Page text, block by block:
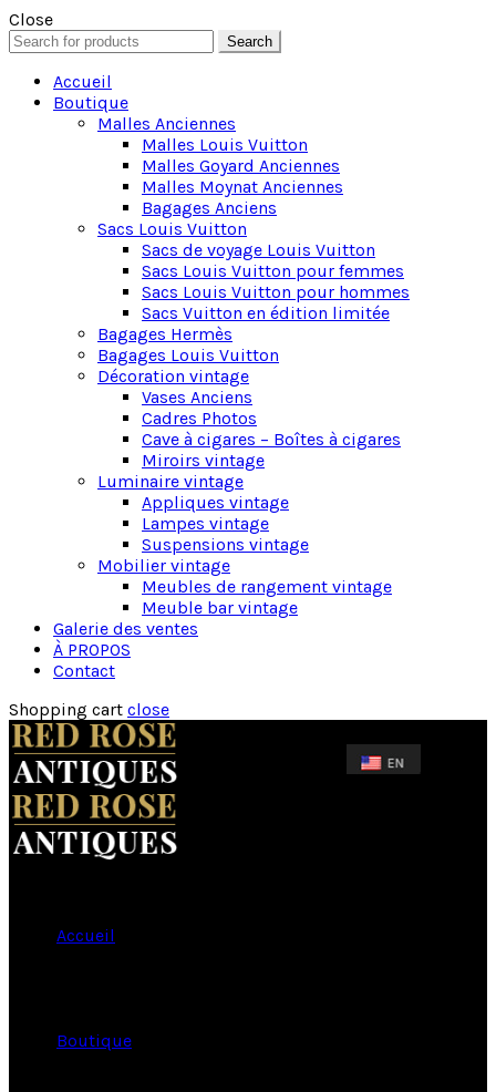
Close
Search
for:
Search
Accueil
Boutique
Malles Anciennes
Malles Louis Vuitton
Malles Goyard Anciennes
Malles Moynat Anciennes
Bagages Anciens
Sacs Louis Vuitton
Sacs de voyage Louis Vuitton
Sacs Louis Vuitton pour femmes
Sacs Louis Vuitton pour hommes
Sacs Vuitton en édition limitée
Bagages Hermès
Bagages Louis Vuitton
Décoration vintage
Vases Anciens
Cadres Photos
Cave à cigares – Boîtes à cigares
Miroirs vintage
Luminaire vintage
Appliques vintage
Lampes vintage
Suspensions vintage
Mobilier vintage
Meubles de rangement vintage
Meuble bar vintage
Galerie des ventes
À PROPOS
Contact
Shopping cart close
Accueil
Boutique